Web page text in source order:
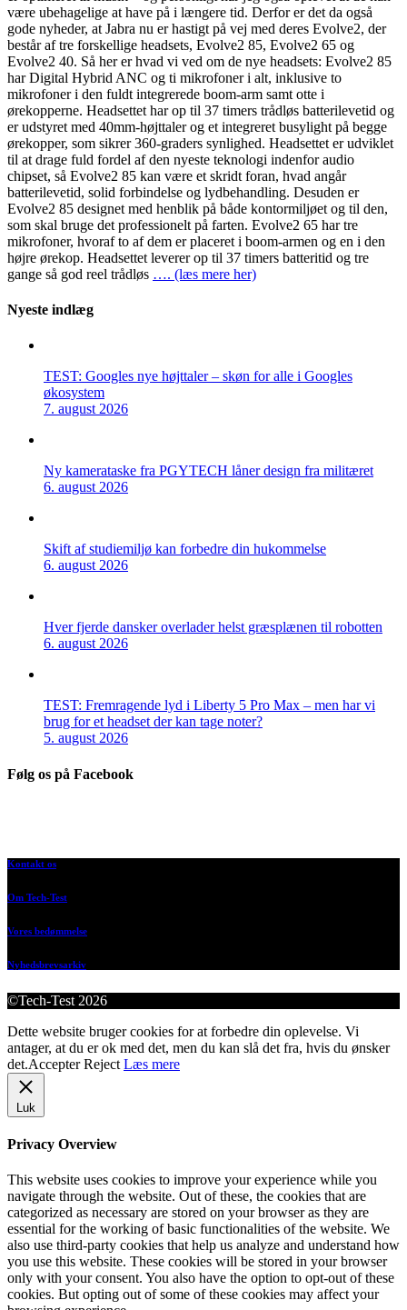
være ubehagelige at have på i længere tid. Derfor er det da også
gode nyheder, at Jabra nu er hastigt på vej med deres Evolve2, der
består af tre forskellige headsets, Evolve2 85, Evolve2 65 og
Evolve2 40. Så her er hvad vi ved om de nye headsets: Evolve2 85
har Digital Hybrid ANC og ti mikrofoner i alt, inklusive to
mikrofoner i den fuldt integrerede boom-arm samt otte i
ørekopperne. Headsettet har op til 37 timers trådløs batterilevetid og
er udstyret med 40mm-højttaler og et integreret busylight på begge
ørekopper, som sikrer 360-graders synlighed. Headsettet er udviklet
til at drage fuld fordel af den nyeste teknologi indenfor audio
chipset, så Evolve2 85 kan være et skridt foran, hvad angår
batterilevetid, solid forbindelse og lydbehandling. Desuden er
Evolve2 85 designet med henblik på både kontormiljøet og til den,
som skal bruge det professionelt på farten. Evolve2 65 har tre
mikrofoner, hvoraf to af dem er placeret i boom-armen og en i den
højre ørekop. Headsettet leverer op til 37 timers batteritid og tre
gange så god reel trådløs …. (læs mere her)
Nyeste indlæg
TEST: Googles nye højttaler – skøn for alle i Googles
økosystem
7. august 2026
Ny kamerataske fra PGYTECH låner design fra militæret
6. august 2026
Skift af studiemiljø kan forbedre din hukommelse
6. august 2026
Hver fjerde dansker overlader helst græsplænen til robotten
6. august 2026
TEST: Fremragende lyd i Liberty 5 Pro Max – men har vi
brug for et headset der kan tage noter?
5. august 2026
Følg os på Facebook
Kontakt os
Om Tech-Test
Vores bedømmelse
Nyhedsbrevsarkiv
©Tech-Test 2026
Dette website bruger cookies for at forbedre din oplevelse. Vi
antager, at du er ok med det, men du kan slå det fra, hvis du ønsker
det.Accepter Reject Læs mere
Luk
Privacy Overview
This website uses cookies to improve your experience while you
navigate through the website. Out of these, the cookies that are
categorized as necessary are stored on your browser as they are
essential for the working of basic functionalities of the website. We
also use third-party cookies that help us analyze and understand how
you use this website. These cookies will be stored in your browser
only with your consent. You also have the option to opt-out of these
cookies. But opting out of some of these cookies may affect your